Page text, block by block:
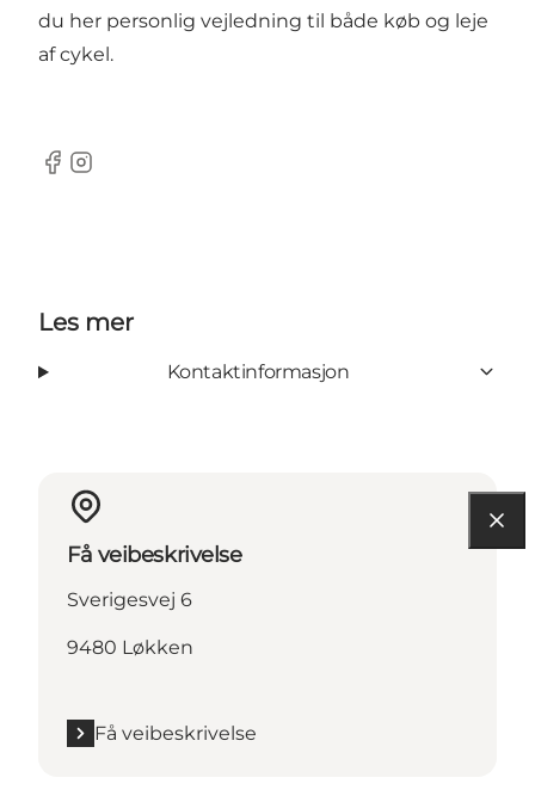
du her personlig vejledning til både køb og leje
af cykel.
Facebook
Instagram
Les mer
Kontaktinformasjon
Få veibeskrivelse
Sverigesvej 6
9480 Løkken
Få veibeskrivelse